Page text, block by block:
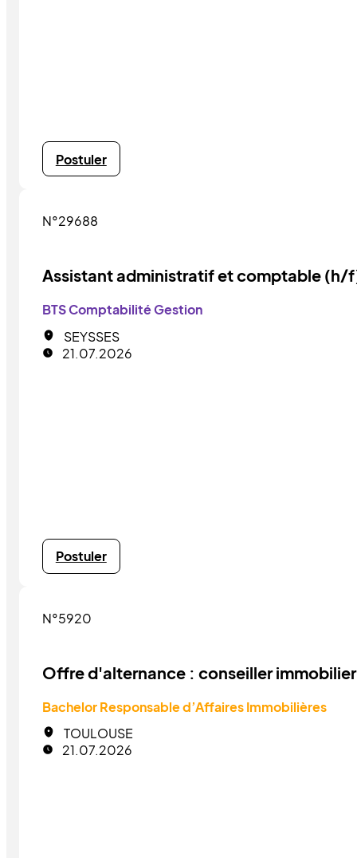
Postuler
N°29688
Assistant administratif et comptable (h/
BTS Comptabilité Gestion
SEYSSES
21.07.2026
Postuler
N°5920
Offre d'alternance : conseiller
Bachelor Responsable d’Affaires Immobilières
TOULOUSE
21.07.2026